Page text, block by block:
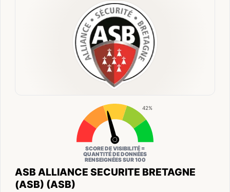
ASB ALLIANCE SECURITE BRETAGNE
(ASB) (ASB)
42%
SCORE DE VISIBILITÉ =
QUANTITÉ DE DONNÉES
RENSEIGNÉES SUR 100